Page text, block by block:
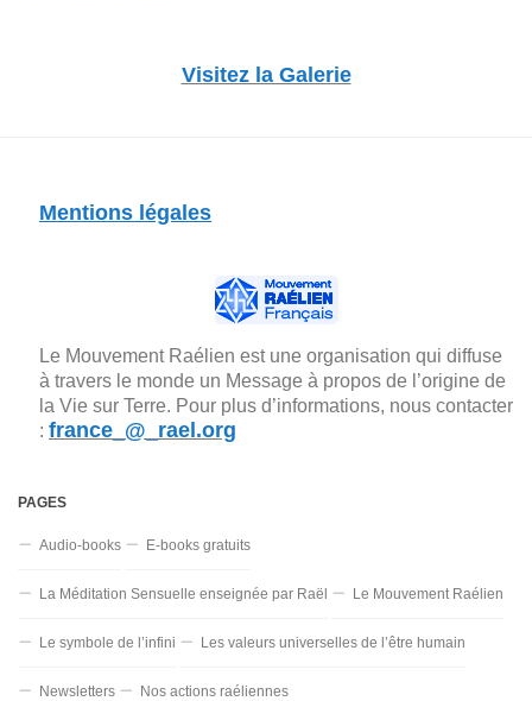
Visitez la Galerie
Mentions légales
Le Mouvement Raélien est une organisation qui diffuse
à travers le monde un Message à propos de l’origine de
la Vie sur Terre. Pour plus d’informations, nous contacter
: france_@_rael.org
PAGES
Audio-books E-books gratuits
La Méditation Sensuelle enseignée par Raël Le Mouvement Raélien
Le symbole de l’infini Les valeurs universelles de l’être humain
Newsletters Nos actions raéliennes